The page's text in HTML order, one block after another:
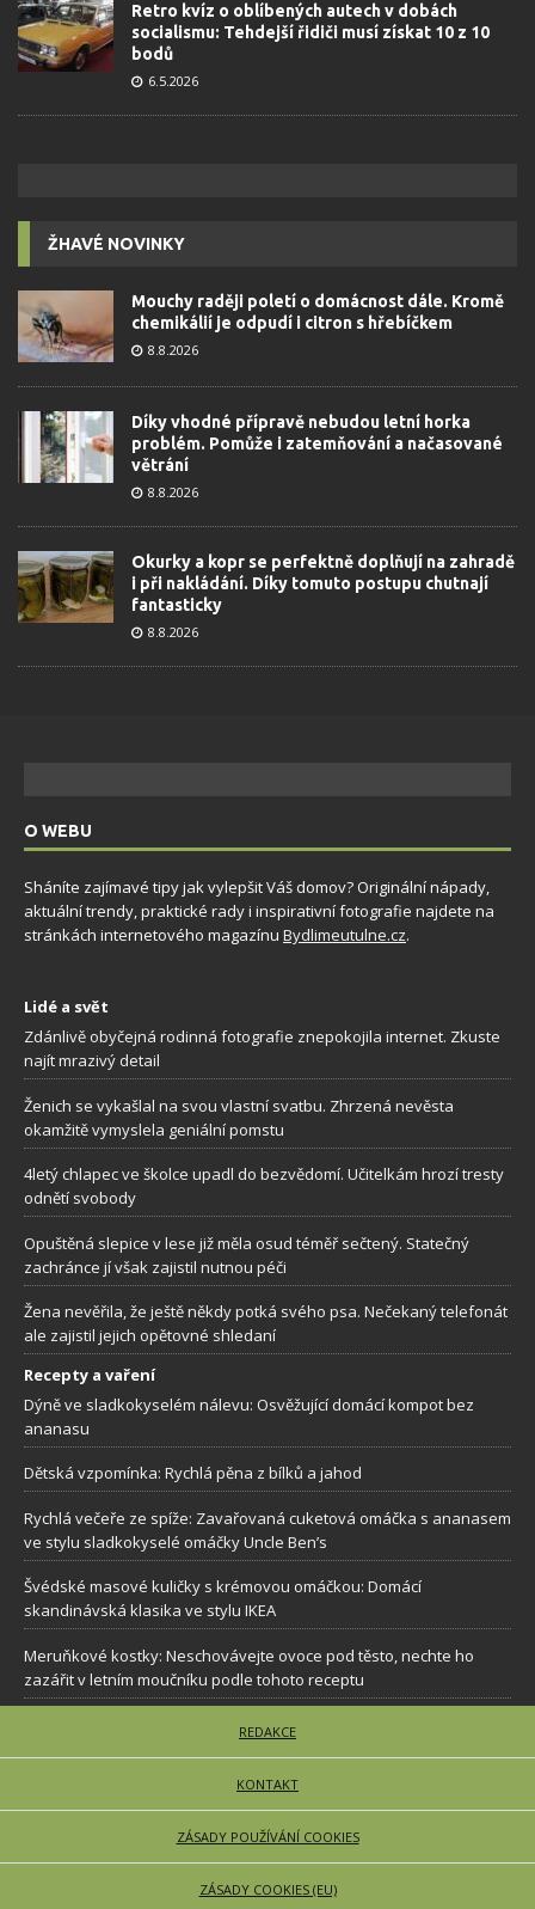
Retro kvíz o oblíbených autech v dobách
socialismu: Tehdejší řidiči musí získat 10 z 10
bodů
6.5.2026
ŽHAVÉ NOVINKY
Mouchy raději poletí o domácnost dále. Kromě
chemikálií je odpudí i citron s hřebíčkem
8.8.2026
Díky vhodné přípravě nebudou letní horka
problém. Pomůže i zatemňování a načasované
větrání
8.8.2026
Okurky a kopr se perfektně doplňují na zahradě
i při nakládání. Díky tomuto postupu chutnají
fantasticky
8.8.2026
O WEBU
Sháníte zajímavé tipy jak vylepšit Váš domov? Originální nápady,
aktuální trendy, praktické rady i inspirativní fotografie najdete na
stránkách internetového magazínu Bydlimeutulne.cz.
Lidé a svět
Zdánlivě obyčejná rodinná fotografie znepokojila internet. Zkuste
najít mrazivý detail
Ženich se vykašlal na svou vlastní svatbu. Zhrzená nevěsta
okamžitě vymyslela geniální pomstu
4letý chlapec ve školce upadl do bezvědomí. Učitelkám hrozí tresty
odnětí svobody
Opuštěná slepice v lese již měla osud téměř sečtený. Statečný
zachránce jí však zajistil nutnou péči
Žena nevěřila, že ještě někdy potká svého psa. Nečekaný telefonát
ale zajistil jejich opětovné shledaní
Recepty a vaření
Dýně ve sladkokyselém nálevu: Osvěžující domácí kompot bez
ananasu
Dětská vzpomínka: Rychlá pěna z bílků a jahod
Rychlá večeře ze spíže: Zavařovaná cuketová omáčka s ananasem
ve stylu sladkokyselé omáčky Uncle Ben’s
Švédské masové kuličky s krémovou omáčkou: Domácí
skandinávská klasika ve stylu IKEA
Meruňkové kostky: Neschovávejte ovoce pod těsto, nechte ho
zazářit v letním moučníku podle tohoto receptu
REDAKCE
KONTAKT
ZÁSADY POUŽÍVÁNÍ COOKIES
ZÁSADY COOKIES (EU)